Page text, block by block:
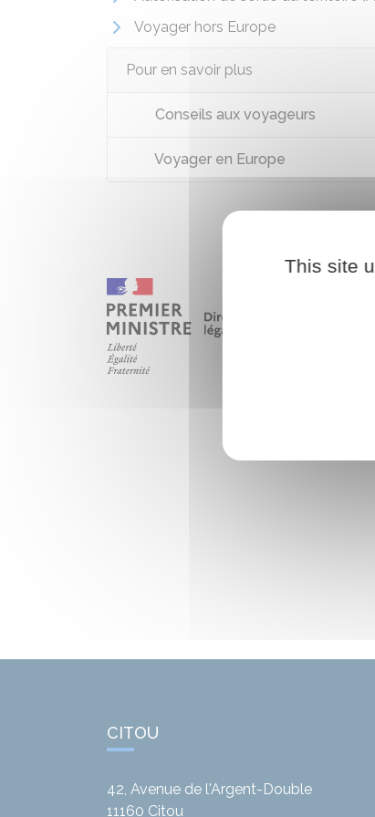
Voyager hors Europe
Pour en savoir plus
Conseils aux voyageurs
Voyager en Europe
CITOU
42, Avenue de l'Argent-Double
11160 Citou
This site